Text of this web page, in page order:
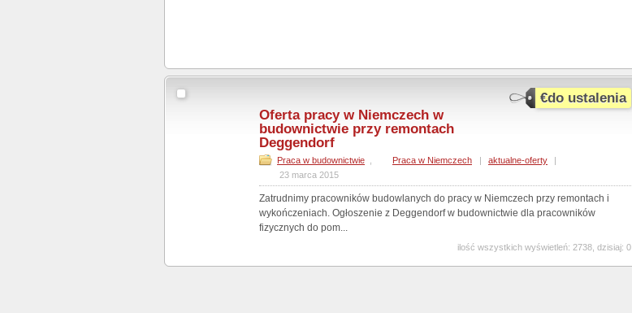
€do ustalenia
Oferta pracy w Niemczech w
budownictwie przy remontach
Deggendorf
Praca w budownictwie Praca w Niemczech | aktualne-oferty
|
23 marca 2015
Zatrudnimy pracowników budowlanych do pracy w Niemczech przy remontach i
wykończeniach. Ogłoszenie z Deggendorf w budownictwie dla pracowników
fizycznych do pom...
ilość wszystkich wyświetleń: 2738, dzisiaj: 0